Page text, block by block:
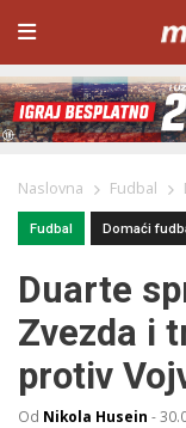
Naslovna Fudbal
Fudbal Domaći
Duarte
Zvezda i
protiv
Od Nikola Husein -